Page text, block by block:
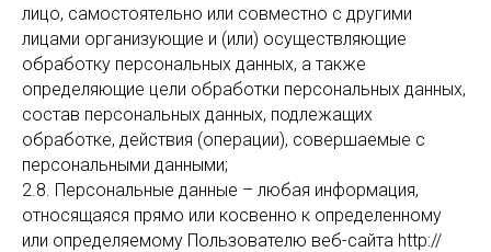
лицо, самостоятельно или совместно с другими
лицами организующие и (или) осуществляющие
обработку персональных данных, а также
определяющие цели обработки персональных данных,
состав персональных данных, подлежащих
обработке, действия (операции), совершаемые с
персональными данными;
2.8. Персональные данные – любая информация,
относящаяся прямо или косвенно к определенному
или определяемому Пользователю веб-сайта http://